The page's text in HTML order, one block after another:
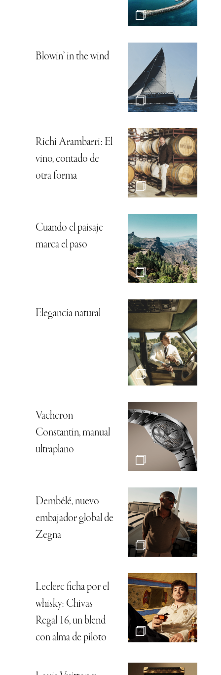
Blowin’ in the wind
Richi Arambarri: El
vino, contado de
otra forma
Cuando el paisaje
marca el paso
Elegancia natural
Vacheron
Constantin, manual
ultraplano
Dembélé, nuevo
embajador global de
Zegna
Leclerc ficha por el
whisky: Chivas
Regal 16, un blend
con alma de piloto